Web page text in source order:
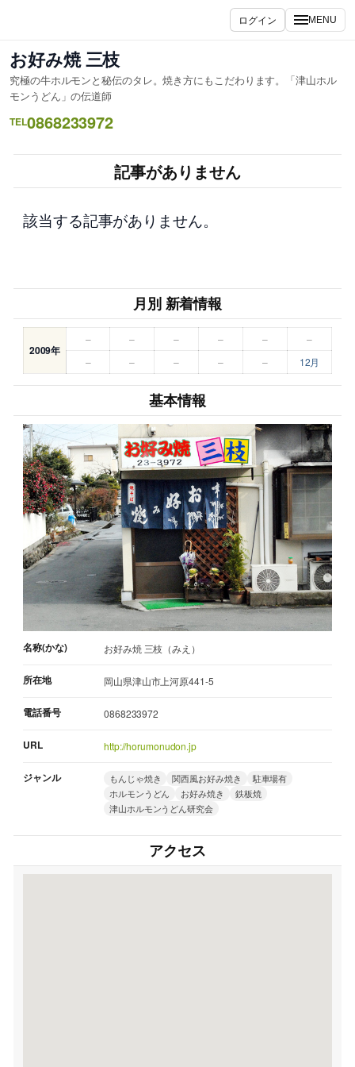
ス
キ
ッ
プ
ログイン MENU
お好み焼 三枝
究極の牛ホルモンと秘伝のタレ。焼き方にもこだわります。「津山ホル
モンうどん」の伝道師
TEL0868233972
記事がありません
該当する記事がありません。
月別 新着情報
2009年
– – – – –
–
–
– – – – 12月
基本情報
名称(かな) お好み焼 三枝（みえ）
所在地 岡山県津山市上河原441-5
電話番号 0868233972
URL http://horumonudon.jp
ジャンル もんじゃ焼き 関西風お好み焼き
駐車場有
ホルモンうどん
お好み焼き
鉄板焼
津山ホルモンうどん研究会
アクセス